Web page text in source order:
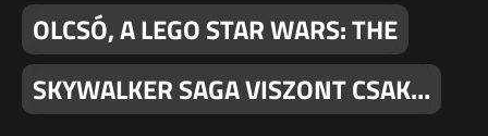
OLCSÓ, A LEGO STAR WARS: THE
SKYWALKER SAGA VISZONT CSAK…